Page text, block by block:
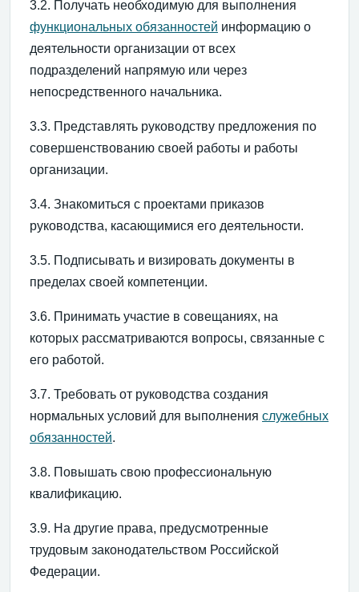
3.2. Получать необходимую для выполнения
функциональных обязанностей информацию о
деятельности организации от всех
подразделений напрямую или через
непосредственного начальника.
3.3. Представлять руководству предложения по
совершенствованию своей работы и работы
организации.
3.4. Знакомиться с проектами приказов
руководства, касающимися его деятельности.
3.5. Подписывать и визировать документы в
пределах своей компетенции.
3.6. Принимать участие в совещаниях, на
которых рассматриваются вопросы, связанные с
его работой.
3.7. Требовать от руководства создания
нормальных условий для выполнения служебных
обязанностей.
3.8. Повышать свою профессиональную
квалификацию.
3.9. На другие права, предусмотренные
трудовым законодательством Российской
Федерации.